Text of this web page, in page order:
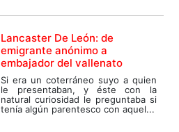
Lancaster De León: de
emigrante anónimo a
embajador del vallenato
Si era un coterráneo suyo a quien
le presentaban, y éste con la
natural curiosidad le preguntaba si
tenía algún parentesco con aquel...